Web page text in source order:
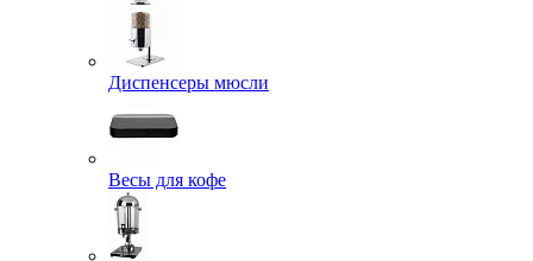
Диспенсеры мюсли
Весы для кофе